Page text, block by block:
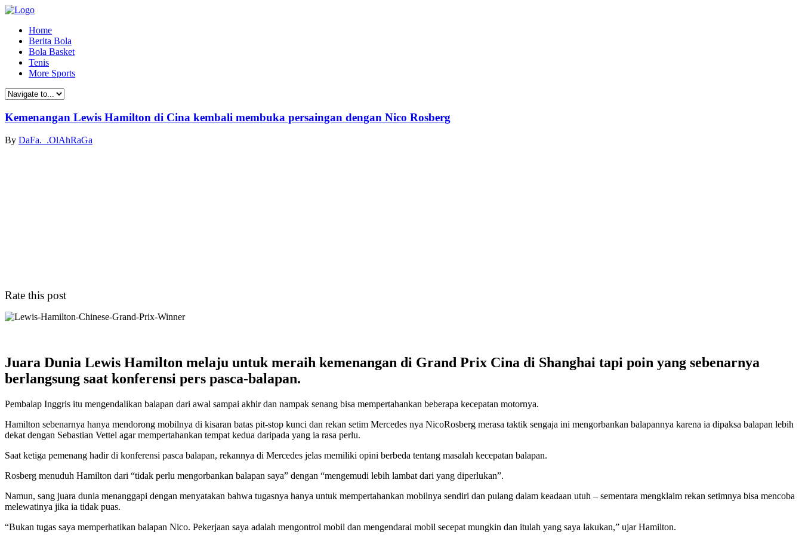
Home
Berita Bola
Bola Basket
Tenis
More Sports
Kemenangan Lewis Hamilton di Cina kembali membuka persaingan dengan Nico Rosberg
By DaFa._.OlAhRaGa
Rate this post
Juara Dunia Lewis Hamilton melaju untuk meraih kemenangan di Grand Prix Cina di Shanghai tapi poin yang sebenarnya
berlangsung saat konferensi pers pasca-balapan.
Pembalap Inggris itu mengendalikan balapan dari awal sampai akhir dan nampak senang bisa mempertahankan beberapa kecepatan motornya.
Hamilton sebenarnya hanya mendorong mobilnya di kisaran batas pit-stop kunci dan rekan setim Mercedes nya NicoRosberg merasa taktik sengaja ini mengorbankan balapannya karena ia dipaksa balapan lebih
dekat dengan Sebastian Vettel agar mempertahankan tempat kedua daripada yang ia rasa perlu.
Saat ketiga pemenang hadir di konferensi pasca balapan, rekannya di Mercedes jelas memiliki opini berbeda tentang masalah kecepatan balapan.
Rosberg menuduh Hamilton dari “tidak perlu mengorbankan balapan saya” dengan “mengemudi lebih lambat dari yang diperlukan”.
Namun, sang juara dunia menanggapi dengan menyatakan bahwa tugasnya hanya untuk mempertahankan mobilnya sendiri dan pulang dalam keadaan utuh – sementara mengklaim rekan setimnya bisa mencoba
melewatinya jika ia tidak puas.
“Bukan tugas saya memperhatikan balapan Nico. Pekerjaan saya adalah mengontrol mobil dan mengendarai mobil secepat mungkin dan itulah yang saya lakukan,” ujar Hamilton.